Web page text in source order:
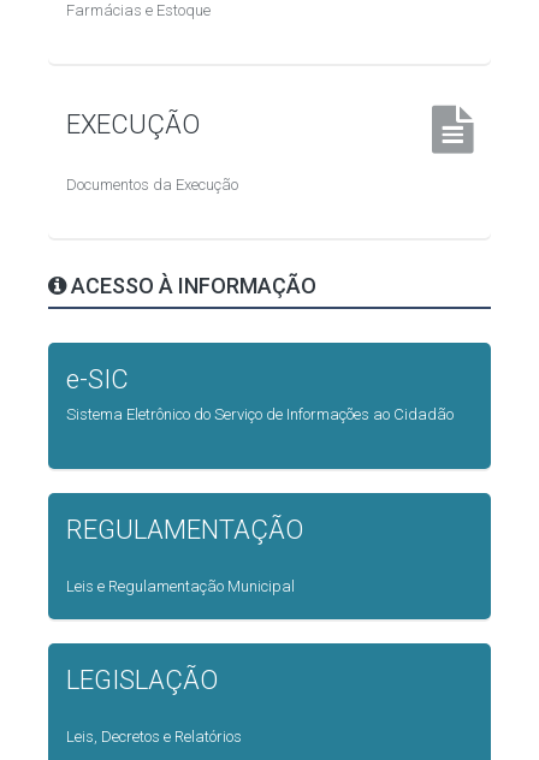
Farmácias e Estoque
EXECUÇÃO
Documentos da Execução
ACESSO À INFORMAÇÃO
e-SIC
Sistema Eletrônico do Serviço de Informações ao Cidadão
REGULAMENTAÇÃO
Leis e Regulamentação Municipal
LEGISLAÇÃO
Leis, Decretos e Relatórios